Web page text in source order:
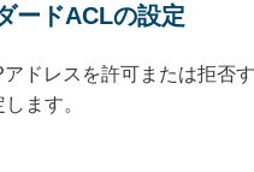
ードACLの設定
ドレスを許可または拒否
ます。